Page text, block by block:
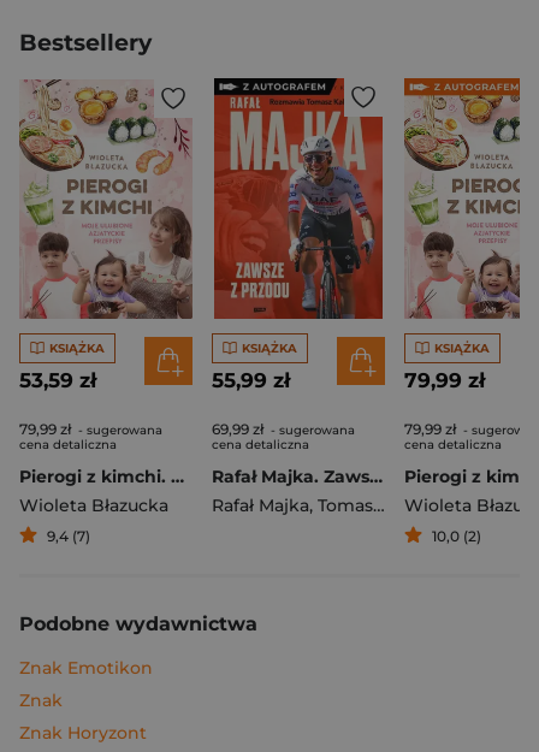
Bestsellery
KSIĄŻKA
53,59 zł
79,99 zł - sugerowana
cena detaliczna
Pierogi z kimchi. Moje ulubione azjatyckie przepisy
Wioleta Błazucka
9,4 (7)
KSIĄŻKA
55,99 zł
69,99 zł - sugerowana
cena detaliczna
Rafał Majka. Zawsze z przodu. Rozmawia Tomasz Kalemba - książka z autografem
Rafał Majka, Tomasz Kalemba
KSIĄŻKA
79,99 zł
79,99 zł -
cena detaliczna
Wioleta
10,0 (2)
Podobne wydawnictwa
Znak Emotikon
Znak
Znak Horyzont